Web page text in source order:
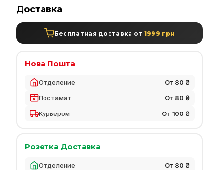
Доставка
Бесплатная доставка от 1999 грн
Нова Пошта
Отделение
От 80 ₴
Постамат
От 80 ₴
Курьером
От 100 ₴
Розетка Доставка
Отделение От 80 ₴